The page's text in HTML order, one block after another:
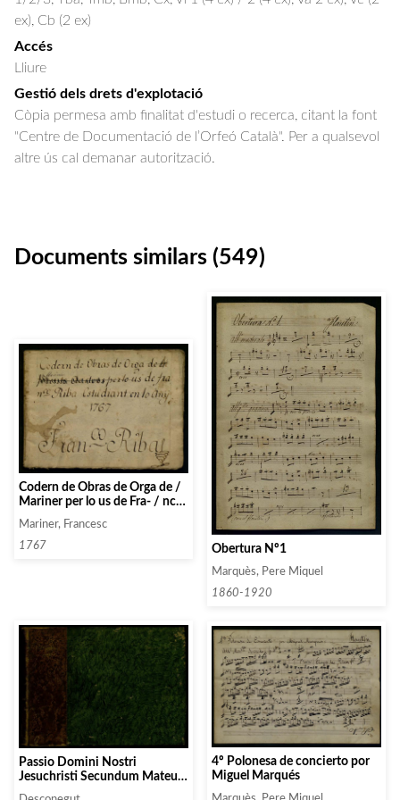
ex), Cb (2 ex)
Accés
Lliure
Gestió dels drets d'explotació
Còpia permesa amb finalitat d'estudi o recerca, citant la font
"Centre de Documentació de l’Orfeó Català". Per a qualsevol
altre ús cal demanar autorització.
Documents similars (549)
Codern de Obras de Orga de /
Mariner per lo us de Fra- / nco
1767
Mariner, Francesc
1767
Obertura Nº1
Marquès, Pere Miquel
1860-1920
Passio Domini Nostri
Jesuchristi Secundum Mateum
4º Polonesa de concierto por
Miguel Marqués